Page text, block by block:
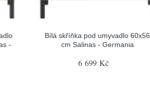
-
Bílá skříňka pod umyvadlo 60x56
cm Salinas - Germania
6 699 Kč